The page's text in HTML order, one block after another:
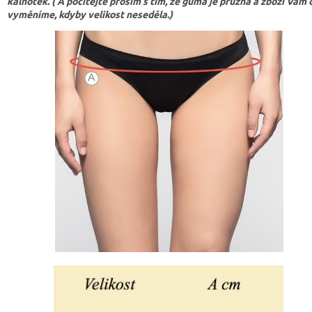
vyměníme, kdyby velikost neseděla.)